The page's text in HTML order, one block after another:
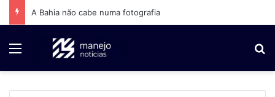
A Bahia não cabe numa fotografia